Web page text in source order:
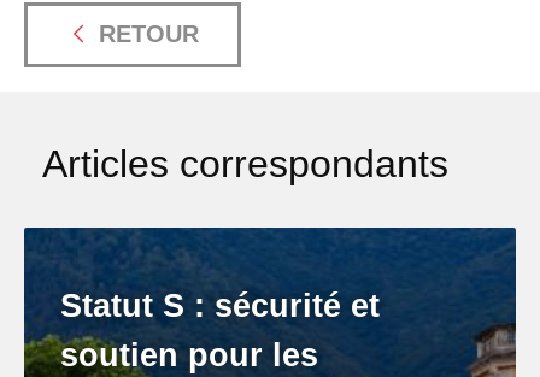
RETOUR
Articles correspondants
Statut S : sécurité et
soutien pour les